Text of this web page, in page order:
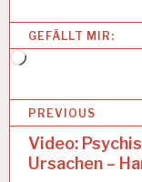
S
A
Y
S
E
A
GEFÄLLT MIR:
Wird
BPREVIOUS
Video:
Ursachen –